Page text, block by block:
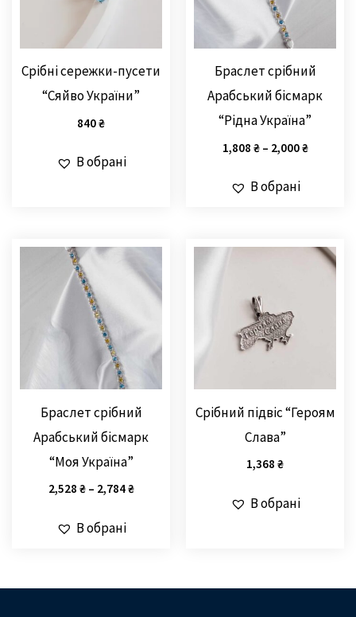
Срібні сережки-пусети
“Сяйво України”
840₴
В обрані
Браслет срібний
Арабський бісмарк
“Рідна Україна”
1,808 ₴– 2,000₴
В обрані
Браслет срібний
Арабський бісмарк
“Моя Україна”
2,528 ₴– 2,784₴
В обрані
Срібний підвіс “Героям
Слава”
1,368 ₴
В обрані